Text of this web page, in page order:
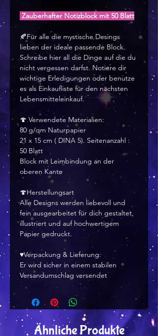
Zauberhafter Notizblock mit 50 Blatt
🍂Für alle die mystische Desings
lieben der ideale passende Block.
Schreibe hier all die Dinge auf die du
nicht vergessen darfst. Notiere dir
wichtige Erledigungen oder benutze
es als Einkaufliste für den nächsten
Lebensmitteleinkauf.
🍄 Verwendete Materialien:
80 g/qm Naturpapier
21 x 15 cm ( DINA 5). Seitenanzahl :
50 Blatt
Block mit Leimbindung an der
oberen Kante
🍄Herstellungsart
Alle Designs werden liebevoll und
fein ausgearbeitet für dich gestaltet,
illustriert und auf hochwertigem
Papier gedruckt.
♥Verpackung & Lieferung:
Er wird sicher in einem stabilen
Versandumschlag versendet
Ähnliche Produkte